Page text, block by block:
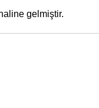
gelmiştir.